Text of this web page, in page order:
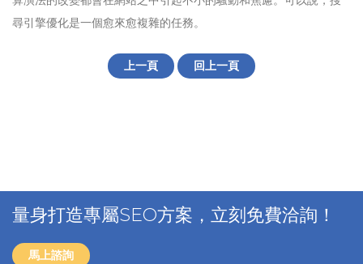
尋引擎優化是一個愈來愈複雜的任務。
上一頁 回上一頁
量身打造專屬SEO方案，立刻免費洽詢！
馬上諮詢